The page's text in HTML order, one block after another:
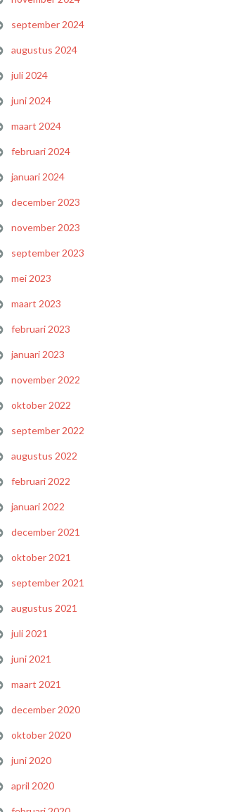
september 2024
augustus 2024
juli 2024
juni 2024
maart 2024
februari 2024
januari 2024
december 2023
november 2023
september 2023
mei 2023
maart 2023
februari 2023
januari 2023
november 2022
oktober 2022
september 2022
augustus 2022
februari 2022
januari 2022
december 2021
oktober 2021
september 2021
augustus 2021
juli 2021
juni 2021
maart 2021
december 2020
oktober 2020
juni 2020
april 2020